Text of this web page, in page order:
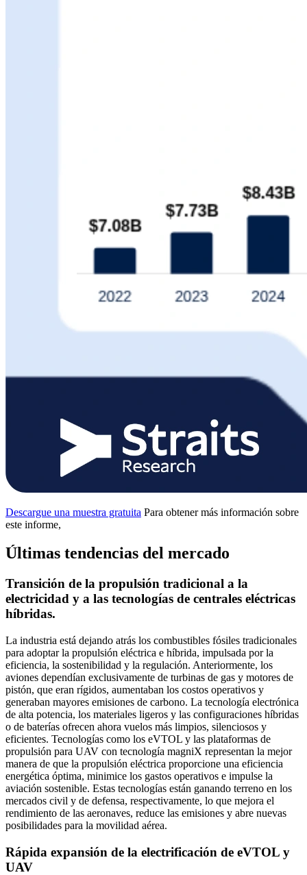
Descargue una muestra gratuita Para obtener más información sobre
este informe,
Últimas tendencias del mercado
Transición de la propulsión tradicional a la
electricidad y a las tecnologías de centrales eléctricas
híbridas.
La industria está dejando atrás los combustibles fósiles tradicionales
para adoptar la propulsión eléctrica e híbrida, impulsada por la
eficiencia, la sostenibilidad y la regulación. Anteriormente, los
aviones dependían exclusivamente de turbinas de gas y motores de
pistón, que eran rígidos, aumentaban los costos operativos y
generaban mayores emisiones de carbono. La tecnología electrónica
de alta potencia, los materiales ligeros y las configuraciones híbridas
o de baterías ofrecen ahora vuelos más limpios, silenciosos y
eficientes. Tecnologías como los eVTOL y las plataformas de
propulsión para UAV con tecnología magniX representan la mejor
manera de que la propulsión eléctrica proporcione una eficiencia
energética óptima, minimice los gastos operativos e impulse la
aviación sostenible. Estas tecnologías están ganando terreno en los
mercados civil y de defensa, respectivamente, lo que mejora el
rendimiento de las aeronaves, reduce las emisiones y abre nuevas
posibilidades para la movilidad aérea.
Rápida expansión de la electrificación de eVTOL y
UAV